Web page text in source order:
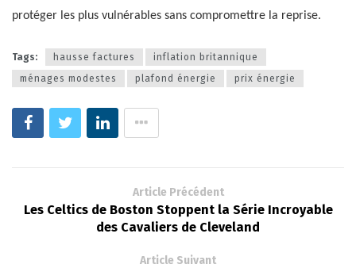
protéger les plus vulnérables sans compromettre la reprise.
Tags: hausse factures
inflation britannique
ménages modestes
plafond énergie prix énergie
Article Précédent
Les Celtics de Boston Stoppent la Série Incroyable
des Cavaliers de Cleveland
Article Suivant